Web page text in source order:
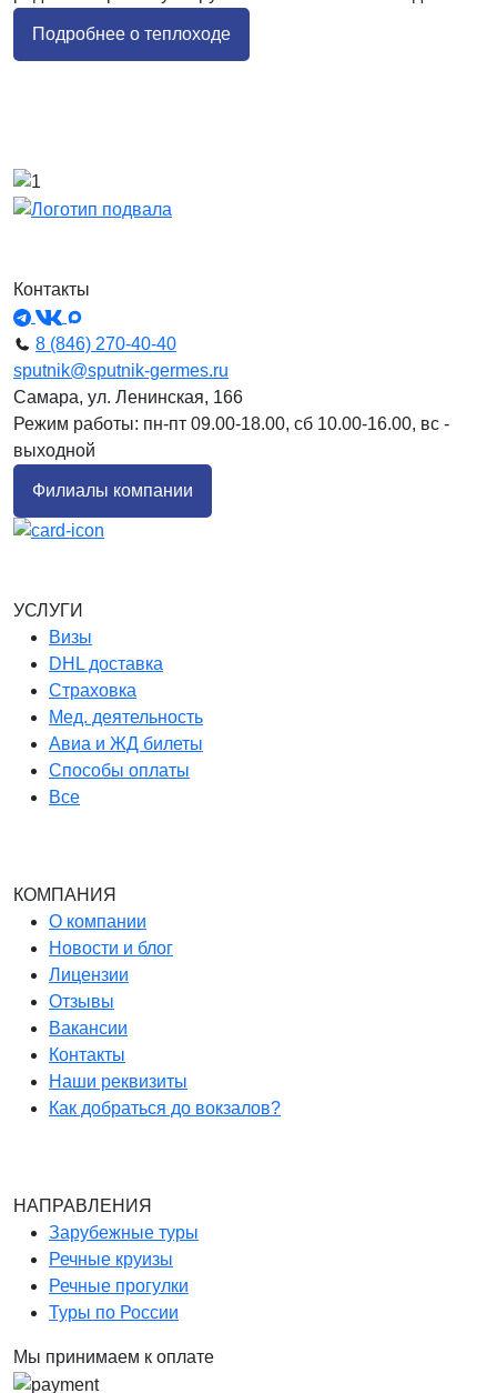
Подробнее о теплоходе
УСЛУГИ
Визы
DHL доставка
Страховка
Мед. деятельность
Авиа и ЖД билеты
Способы оплаты
Все
КОМПАНИЯ
О компании
Новости и блог
Лицензии
Отзывы
Вакансии
Контакты
Наши реквизиты
Как добраться до вокзалов?
НАПРАВЛЕНИЯ
Зарубежные туры
Речные круизы
Речные прогулки
Туры по России
Мы принимаем к оплате
Контакты
8 (846) 270-40-40
sputnik@sputnik-germes.ru
Самара, ул. Ленинская, 166
Режим работы: пн-пт 09.00-18.00, сб 10.00-16.00, вс -
выходной
Филиалы компании